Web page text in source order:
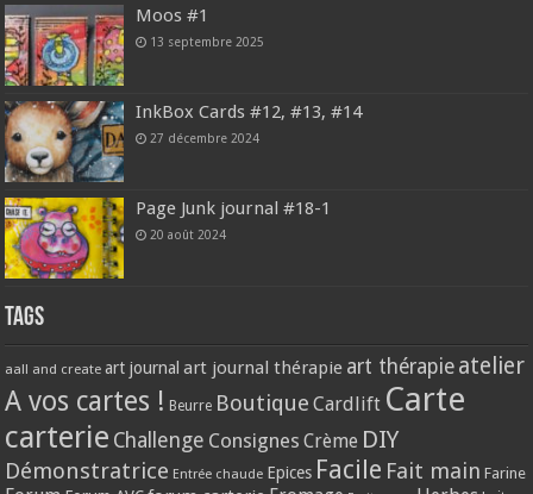
Moos #1
13 septembre 2025
InkBox Cards #12, #13, #14
27 décembre 2024
Page Junk journal #18-1
20 août 2024
Tags
aall and create art journal art journal thérapie art thérapie atelier
A vos cartes ! Beurre Boutique Cardlift Carte
carterie Challenge Consignes Crème DIY
Démonstratrice Entrée chaude Epices Facile Fait main Farine